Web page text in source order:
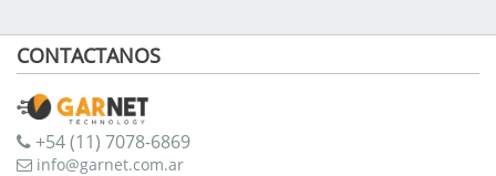
CONTACTANOS
+54 (11) 7078-6869
info@garnet.com.ar